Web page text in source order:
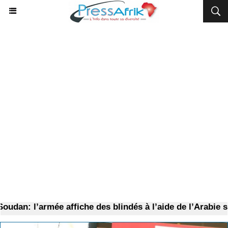
l’armée affiche des blindés à l’aide de l’Arabie